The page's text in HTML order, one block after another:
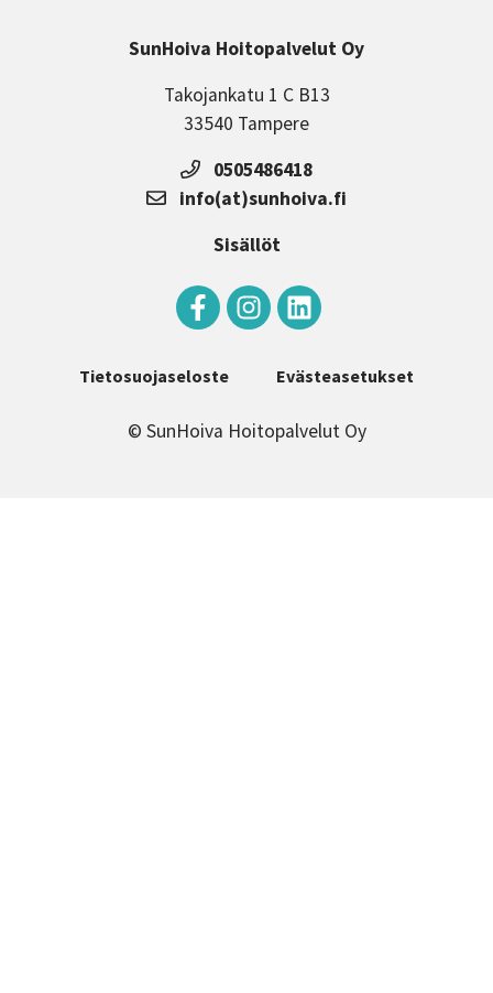
SunHoiva Hoitopalvelut Oy
Takojankatu 1 C B13
33540 Tampere
0505486418
info(at)sunhoiva.fi
Sisällöt
Tietosuojaseloste Evästeasetukset
© SunHoiva Hoitopalvelut Oy